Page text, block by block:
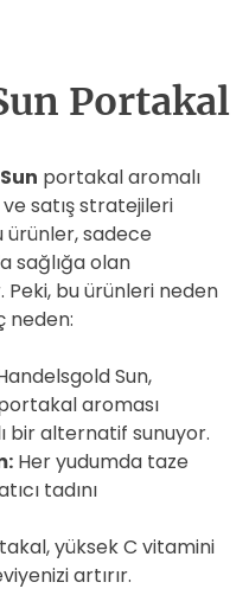
Portakal
portakal aromalı
satış stratejileri
ürünler, sadece
sağlığa olan
Peki, bu ürünleri neden
neden:
Sun,
aroması
bir alternatif sunuyor.
Her yudumda taze
tadını
yüksek C vitamini
artırır.